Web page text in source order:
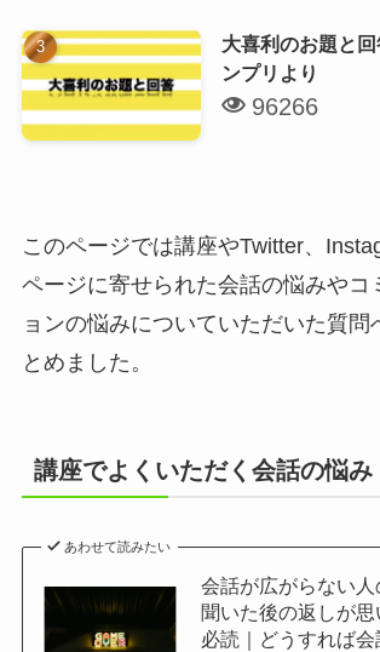
大喜利のお題と
ンプリより
96266
このページでは講座やTwitter、
ページに寄せられた会話の悩みやコ
ョンの悩みについていただいた質問
とめました。
講座でよくいただく会話の悩み
あわせて読みたい
会話が広がらない
聞いた後の返しが
必読｜どうすれば会